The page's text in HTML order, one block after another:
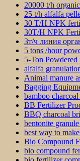
20000 t/h
25 t/h alfalfa
30 T/H NPK
30T/H NPK
3т/ч линия
5 tons /hour
5-Ton
alfalfa
Animal manure
Bagging
bamboo
BB Fertilizer
BBQ charcoal
bentonite
best way to
Bio Compound
bio compound